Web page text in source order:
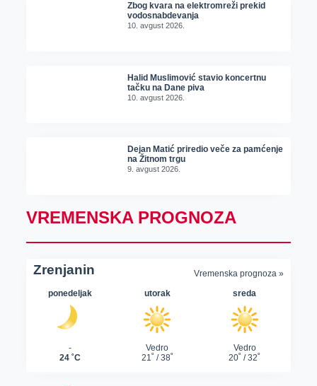
Zbog kvara na elektromreži prekid
vodosnabdevanja
10. avgust 2026.
Halid Muslimović stavio koncertnu
tačku na Dane piva
10. avgust 2026.
Dejan Matić priredio veče za pamćenje
na Žitnom trgu
9. avgust 2026.
VREMENSKA PROGNOZA